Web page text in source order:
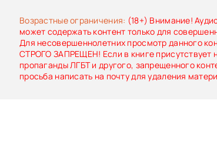
понимают, что грядет нечто серьезное, они
ужасающим врагом всего человечества, им
в серьезной борьбе и внести
возрождение нового человечества…
Возрастные ограничения: (18+) Внимание!
может содержать контент только для
Для несовершеннолетних просмотр данного
СТРОГО ЗАПРЕЩЕН! Если в книге присутствует
пропаганды ЛГБТ и другого, запрещенного
просьба написать на почту для удаления